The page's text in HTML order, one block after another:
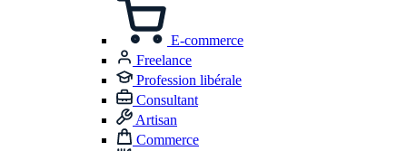
E-commerce
Freelance
Profession libérale
Consultant
Artisan
Commerce